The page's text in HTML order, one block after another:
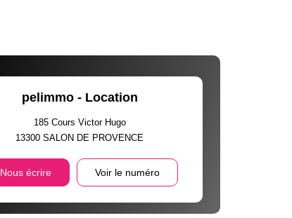
pelimmo - Location
185 Cours Victor Hugo
13300SALON DE PROVENCE
Nous écrire Voir le numéro